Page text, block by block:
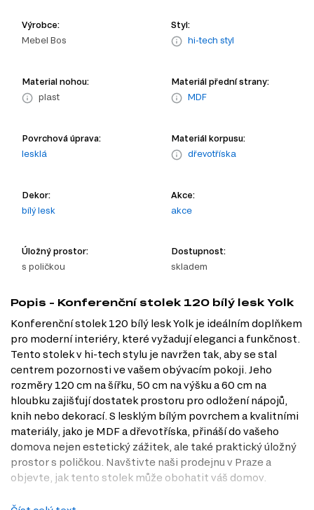
Výrobce:
Mebel Bos
Styl:
hi-tech styl
Material nohou:
plast
Materiál přední strany:
MDF
Povrchová úprava:
lesklá
Materiál korpusu:
dřevotříska
Dekor:
bílý lesk
Akce:
akce
Úložný prostor:
s poličkou
Dostupnost:
skladem
Popis - Konferenční stolek 120 bílý lesk Yolk
Konferenční stolek 120 bílý lesk Yolk je ideálním doplňkem
pro moderní interiéry, které vyžadují eleganci a funkčnost.
Tento stolek v hi-tech stylu je navržen tak, aby se stal
centrem pozornosti ve vašem obývacím pokoji. Jeho
rozměry 120 cm na šířku, 50 cm na výšku a 60 cm na
hloubku zajišťují dostatek prostoru pro odložení nápojů,
knih nebo dekorací. S lesklým bílým povrchem a kvalitními
materiály, jako je MDF a dřevotříska, přináší do vašeho
domova nejen estetický zážitek, ale také praktický úložný
prostor s poličkou. Navštivte naši prodejnu v Praze a
objevte, jak tento stolek může obohatit váš domov.
Charakteristiky, vlastnosti a výhody